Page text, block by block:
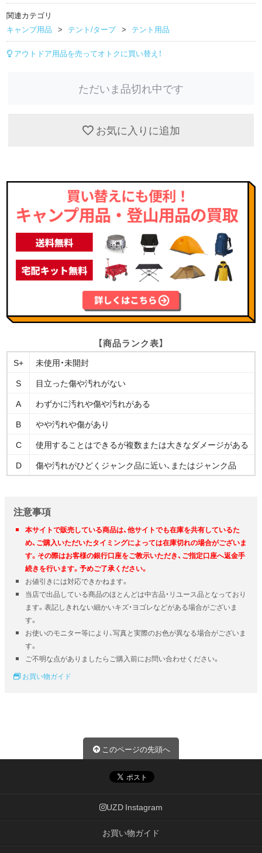
関連カテゴリ
キャンプ用品
テント/タープ テント用品
アウトドア用品を売ってオトクに買い替え！
ただいま品切れ中です
お気に入りに追加
【商品ランク表】
S+
未使用・未開封
S
目立った傷や汚れがない
A
わずかに汚れや傷や汚れがある
B
やや汚れや傷があり
C
使用することはできるが複数または大きなダメージがある
D
傷や汚れがひどくジャンク品に近い、またはジャンク品
注意事項
本サイトで販売している商品は、他サイトでも在庫を共有しているた
め、ご購入いただいたタイミングによっては在庫切れの場合がございま
す。その際はお客様の銀行口座をご教示いただき、ご指定口座へ返金手
続きを行います。予めご了承ください。
お値引きには対応できかねます。
当店で出品している商品のほとんどは中古品・リユース品となっており
ます。表記しきれない細かいキズ・ヨゴレなどがある場合がございま
す。
お使いのモニター等により、写真と実際のお色が異なる場合がございま
す。
ご不明な点がありましたらご購入前にお問い合わせください。
お買い物ガイド
このページの先頭へ
UZD Instagram
お買い物ガイド